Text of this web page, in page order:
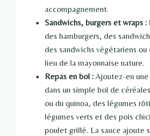
accompagnement.
Sandwichs, burgers et wraps :
des hamburgers, des
des sandwichs végétariens ou
lieu de la mayonnaise nature.
Repas en bol :Ajoutez-en une
dans un simple bol de
ou du quinoa, des légumes
légumes verts et des pois
poulet grillé. La sauce ajoute